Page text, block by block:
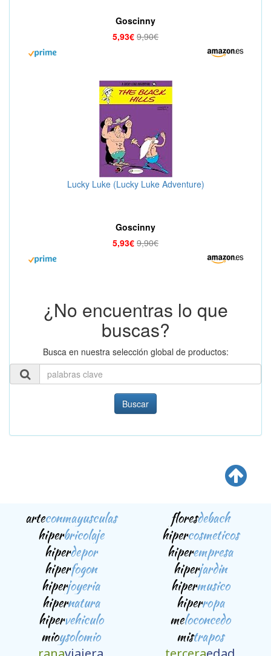
Goscinny
5,93€ 9,90€
Lucky Luke (Lucky Luke Adventure)
Goscinny
5,93€ 9,90€
¿No encuentras lo que
buscas?
Busca en nuestra selección global de productos:
Buscar
arteconmayusculas floresdebach
hiperbricolaje hipercosmeticos
hiperdepor hiperempresa
hiperfogon hiperjardin
hiperjoyeria hipermusico
hipernatura hiperropa
hipervehiculo meloconcedo
mioysolomio mistrapos